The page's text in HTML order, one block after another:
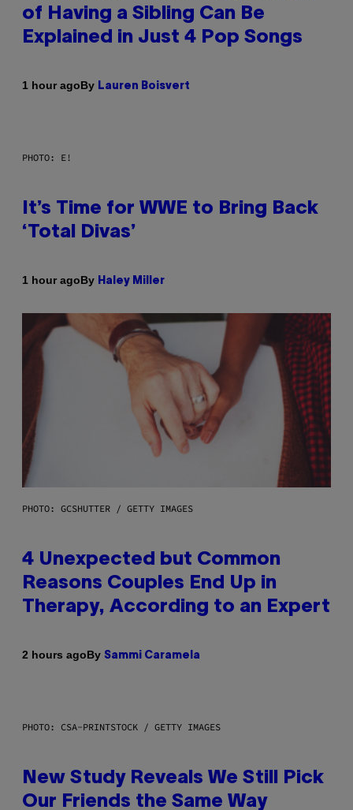
of Having a Sibling Can Be
Explained in Just 4 Pop Songs
1 hour agoBy Lauren Boisvert
PHOTO: E!
It’s Time for WWE to Bring Back
‘Total Divas’
1 hour agoBy Haley Miller
PHOTO: GCSHUTTER / GETTY IMAGES
4 Unexpected but Common
Reasons Couples End Up in
Therapy, According to an Expert
2 hours agoBy Sammi Caramela
PHOTO: CSA-PRINTSTOCK / GETTY IMAGES
New Study Reveals We Still Pick
Our Friends the Same Way